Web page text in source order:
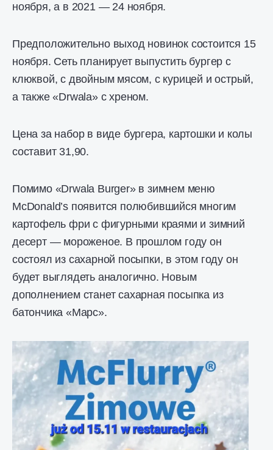
ноября, а в 2021 — 24 ноября.
Предположительно выход новинок состоится 15
ноября. Сеть планирует выпустить бургер с
клюквой, с двойным мясом, с курицей и острый,
а также «Drwala» с хреном.
Цена за набор в виде бургера, картошки и колы
составит 31,90.
Помимо «Drwala Burger» в зимнем меню
McDonald’s появится полюбившийся многим
картофель фри с фигурными краями и зимний
десерт — мороженое. В прошлом году он
состоял из сахарной посыпки, в этом году он
будет выглядеть аналогично. Новым
дополнением станет сахарная посыпка из
батончика «Марс».